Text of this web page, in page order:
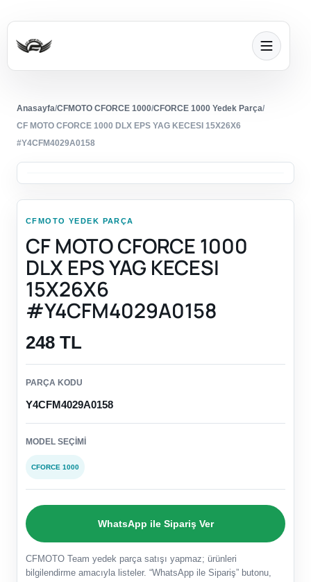
Anasayfa/CFMOTO CFORCE 1000/CFORCE 1000 Yedek Parça/
CF MOTO CFORCE 1000 DLX EPS YAG KECESI 15X26X6
#Y4CFM4029A0158
CFMOTO YEDEK PARÇA
CF MOTO CFORCE 1000
DLX EPS YAG KECESI
15X26X6
#Y4CFM4029A0158
248 TL
PARÇA KODU
Y4CFM4029A0158
MODEL SEÇIMI
CFORCE 1000
WhatsApp ile Sipariş Ver
CFMOTO Team yedek parça satışı yapmaz; ürünleri
bilgilendirme amacıyla listeler. “WhatsApp ile Sipariş” butonu,